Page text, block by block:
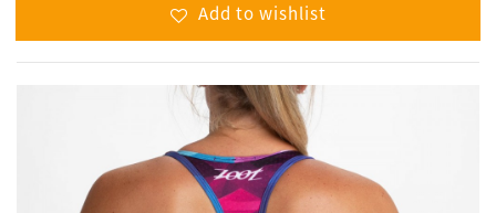
Add to wishlist